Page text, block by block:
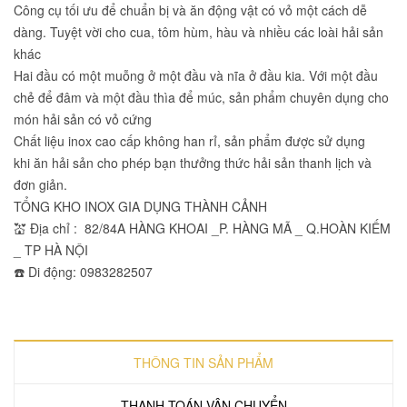
Công cụ tối ưu để chuẩn bị và ăn động vật có vỏ một cách dễ
dàng. Tuyệt vời cho cua, tôm hùm, hàu và nhiều các loài hải sản
khác
Hai đầu có một muỗng ở một đầu và nĩa ở đầu kia. Với một đầu
chẻ để đâm và một đầu thìa để múc, sản phẩm chuyên dụng cho
món hải sản có vỏ cứng
Chất liệu inox cao cấp không han rỉ, sản phẩm được sử dụng
khi ăn hải sản cho phép bạn thưởng thức hải sản thanh lịch và
đơn giản.
TỔNG KHO INOX GIA DỤNG THÀNH CẢNH
💒 Địa chỉ : 82/84A HÀNG KHOAI _P. HÀNG MÃ _ Q.HOÀN KIẾM
_ TP HÀ NỘI
☎️ Di động: 0983282507
THÔNG TIN SẢN PHẨM